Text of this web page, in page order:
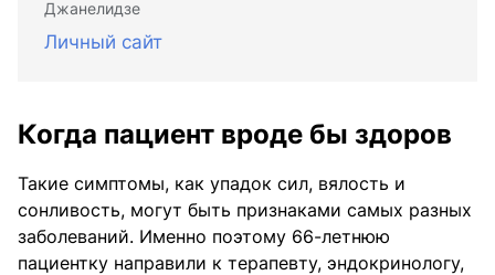
Джанелидзе
Личный сайт
Когда пациент вроде бы здоров
Такие симптомы, как упадок сил, вялость и
сонливость, могут быть признаками самых разных
заболеваний. Именно поэтому 66-летнюю
пациентку направили к терапевту, эндокринологу,